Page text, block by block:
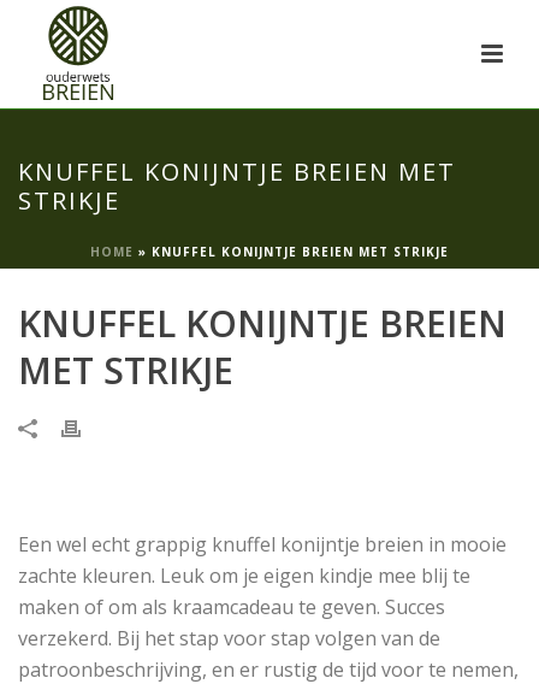
KNUFFEL KONIJNTJE BREIEN MET
STRIKJE
HOME » KNUFFEL KONIJNTJE BREIEN MET STRIKJE
KNUFFEL KONIJNTJE BREIEN
MET STRIKJE
Een wel echt grappig knuffel konijntje breien in mooie
zachte kleuren. Leuk om je eigen kindje mee blij te
maken of om als kraamcadeau te geven. Succes
verzekerd. Bij het stap voor stap volgen van de
patroonbeschrijving, en er rustig de tijd voor te nemen,